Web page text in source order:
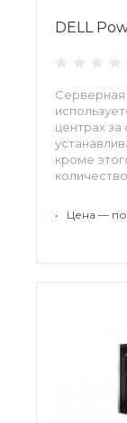
DELL
Серверная
центрах за
кроме
области
• Цена —